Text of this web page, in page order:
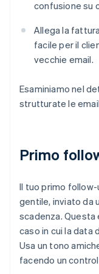
confusione su
Allega la
facile per il
vecchie email.
Esaminiamo nel
strutturate le
Primo
Il tuo primo
gentile, inviato da
scadenza. Questa
caso in cui la data
Usa un tono
facendo un